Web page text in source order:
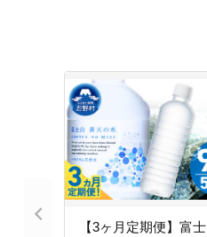
【3ヶ月定期便】富